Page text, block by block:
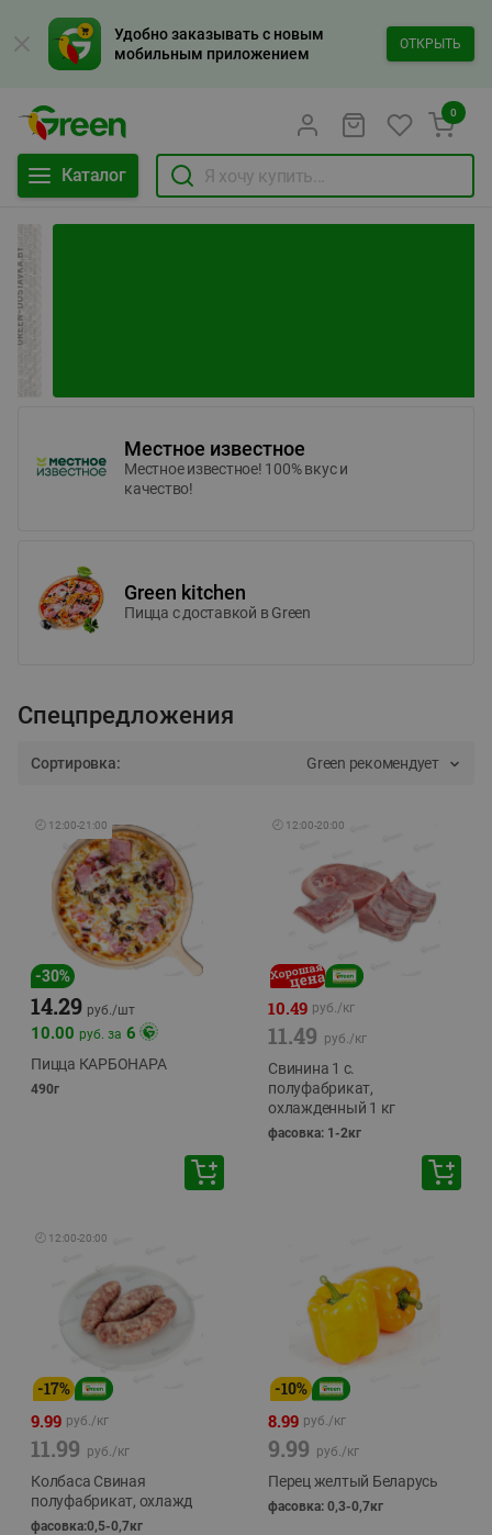
Удобно заказывать с новым
мобильным приложением
ОТКРЫТЬ
Каталог
0
Местное известное
Местное известное! 100% вкус и
качество!
Green kitchen
Пицца c доставкой в Green
Спецпредложения
Сортировка: Green рекомендует
🕘 12:00-21:00
-30%
14.29 руб./шт
10.00 руб. за 6
Пицца КАРБОНАРА
490г
🕘 12:00-20:00
10.49 руб./кг
11.49 руб./кг
Свинина 1 с.
полуфабрикат,
охлажденный 1 кг
фасовка: 1-2кг
🕘 12:00-20:00
-17%
9.99 руб./кг
11.99 руб./кг
Колбаса Свиная
полуфабрикат, охлажд
фасовка:0,5-0,7кг
-10%
8.99 руб./кг
9.99 руб./кг
Перец желтый Беларусь
фасовка: 0,3-0,7кг